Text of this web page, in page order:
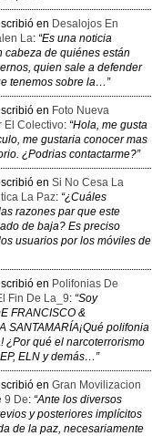
en Desalojos En
La: “Es una noticia
cabeza de quiénes están
quien sale a defender
tenemos sobre la…”
en Foto Nueva
El Colectivo: “Hola, me gusta
me gustaria conocer mas
¿Podrias contactarme?”
en Si No Cesa La
La Paz: “¿Cuáles
razones par que este
de baja? Es preciso
usuarios por los móviles de
en Polifonias De
Fin De La_9: “Soy
FRANCISCO &
SANTAMARÍA¡Qué polifonia
¿Por qué el narcoterrorismo
ELN y demás…”
en Gran Movilizacion
9 De: “Ante los diversos
y posteriores implícitos
de la paz, necesariamente